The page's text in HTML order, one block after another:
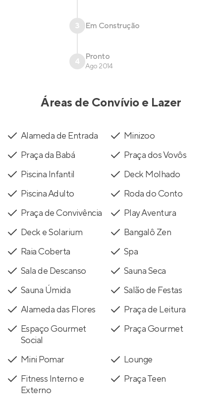
3 Em Construção
4 Pronto
Ago 2014
Áreas de Convívio e Lazer
Alameda de Entrada
Minizoo
Praça da Babá
Praça dos Vovôs
Piscina Infantil
Deck Molhado
Piscina Adulto
Roda do Conto
Praça de Convivência
Play Aventura
Deck e Solarium
Bangalô Zen
Raia Coberta
Spa
Sala de Descanso
Sauna Seca
Sauna Úmida
Salão de Festas
Alameda das Flores
Praça de Leitura
Espaço Gourmet
Social
Praça Gourmet
Mini Pomar
Lounge
Fitness Interno e
Externo
Praça Teen